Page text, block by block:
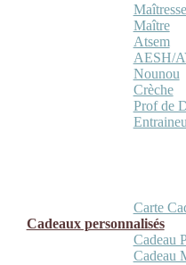
Maîtresse
Maître
Atsem
AESH/
Nounou
Crèche
Prof de
Carte
Cadeaux personnalisés
Cadeau
Cadeau